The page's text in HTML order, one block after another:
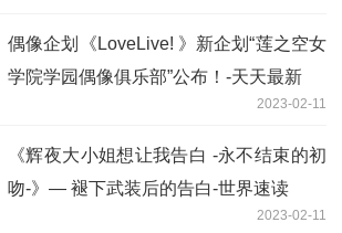
偶像企划《LoveLive! 》新企划“莲之空女
学院学园偶像俱乐部”公布！-天天最新
2023-02-11
《辉夜大小姐想让我告白 -永不结束的初
吻-》— 褪下武装后的告白-世界速读
2023-02-11